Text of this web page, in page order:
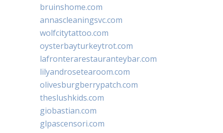
bruinshome.com
annascleaningsvc.com
wolfcitytattoo.com
oysterbayturkeytrot.com
lafronterarestauranteybar.com
lilyandrosetearoom.com
olivesburgberrypatch.com
theslushkids.com
giobastian.com
glpascensori.com